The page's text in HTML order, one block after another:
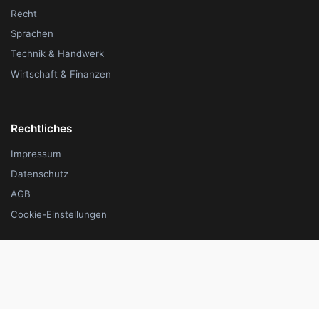
Recht
Sprachen
Technik & Handwerk
Wirtschaft & Finanzen
Rechtliches
Impressum
Datenschutz
AGB
Cookie-Einstellungen